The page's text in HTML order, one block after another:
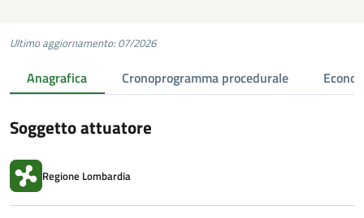
Ultimo aggiornamento: 07/2026
Anagrafica Cronoprogramma procedurale
Soggetto attuatore
Regione Lombardia